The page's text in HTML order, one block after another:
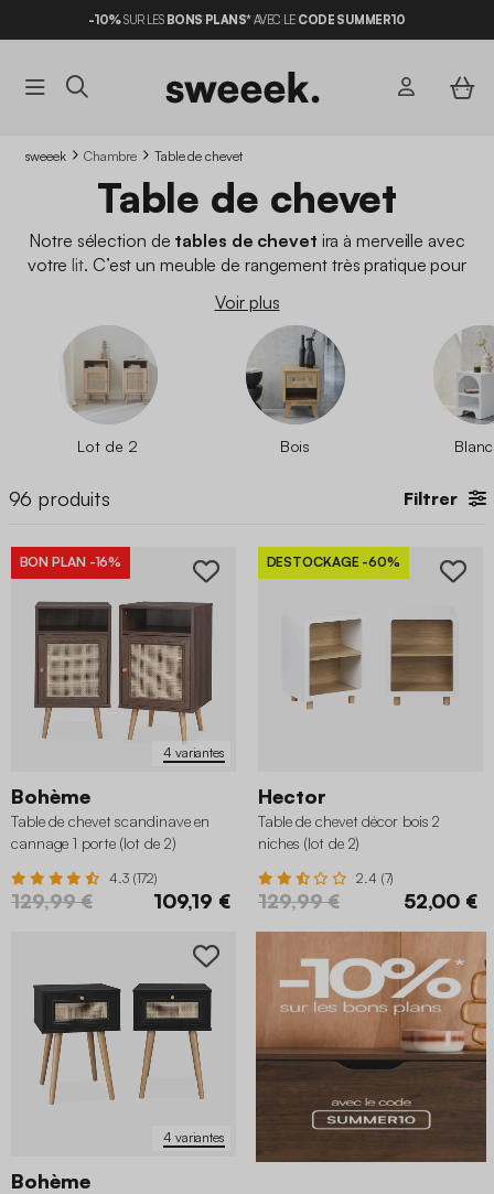
-10%SUR LES BONS PLANS*AVEC LE CODE SUMMER10
sweeek Chambre Table de chevet
Table de chevet
Notre sélection de tables de chevet ira à merveille avec
votre lit. C’est un meuble de rangement très pratique pour
, elle est un meuble indispensable dans une
que l'on retrouve dans différents styles :scandinave vintage
industriel,bohème contemporain
. sweeek vous
propose des tables de nuit aumeilleur prix
Voir plus
Lot de 2 Bois
96 produits Filtrer
4 variantes
BON PLAN -16%
Bohème
Table de chevet scandinave en
cannage 1 porte (lot de 2)
4.3 (172)
129,99 € 109,19 €
DESTOCKAGE -60%
Hector
Table de chevet décor bois 2
niches (lot de 2)
2.4 (7)
129,99 € 52,00 €
4 variantes
Bohème